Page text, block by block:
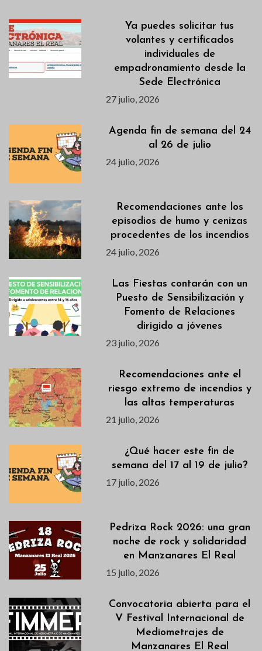
Ya puedes solicitar tus
volantes y certificados
individuales de
empadronamiento desde la
Sede Electrónica
27 julio, 2026
Agenda fin de semana del 24
al 26 de julio
24 julio, 2026
Recomendaciones ante los
episodios de humo y cenizas
procedentes de los incendios
24 julio, 2026
Las Fiestas contarán con un
Puesto de Sensibilización y
Fomento de Relaciones
dirigido a jóvenes
23 julio, 2026
Recomendaciones ante el
riesgo extremo de incendios y
las altas temperaturas
21 julio, 2026
¿Qué hacer este fin de
semana del 17 al 19 de julio?
17 julio, 2026
Pedriza Rock 2026: una gran
noche de rock y solidaridad
en Manzanares El Real
15 julio, 2026
Convocatoria abierta para el
V Festival Internacional de
Mediometrajes de
Manzanares El Real